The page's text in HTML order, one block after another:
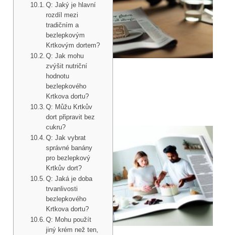
Q: Jaký je hlavní
rozdíl mezi
tradičním a
bezlepkovým
Krtkovým dortem?
Q: Jak mohu
zvýšit nutriční
hodnotu
bezlepkového
Krtkova dortu?
Q: Můžu Krtkův
dort připravit bez
cukru?
Q: Jak vybrat
správné banány
pro bezlepkový
Krtkův dort?
Q: Jaká je doba
trvanlivosti
bezlepkového
Krtkova dortu?
Q: Mohu použít
jiný krém než ten,